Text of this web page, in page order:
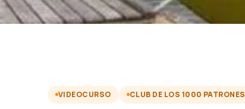
VIDEOCURSO CLUB DE LOS 1000 PATRONES